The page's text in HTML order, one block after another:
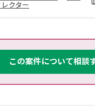
レクター
この案件について相談